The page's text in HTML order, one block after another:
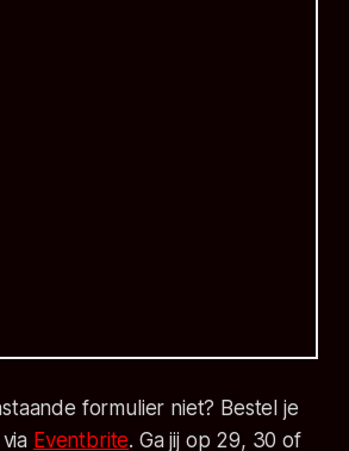
formulier niet? Bestel je
Eventbrite. Ga jij op 29, 30 of